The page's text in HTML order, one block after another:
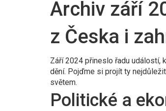
Archiv září
z Česka i
Září 2024 přineslo řadu událostí,
dění. Pojďme si projít ty
světem.
Politické a